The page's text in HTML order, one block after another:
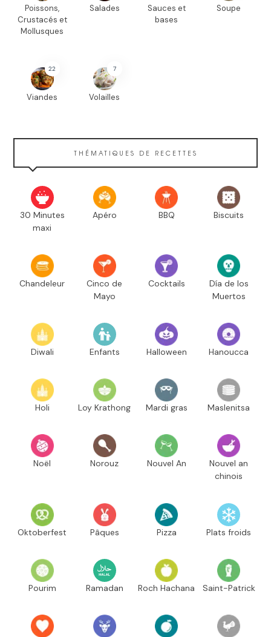
Poissons,
Crustacés et
Mollusques
Salades
Sauces et
bases
Soupe
22
Viandes
7
Volailles
THÉMATIQUES DE RECETTES
30 Minutes
maxi
Apéro BBQ Biscuits
Chandeleur
Cinco de
Mayo
Cocktails
Día de los
Muertos
Diwali Enfants Halloween Hanoucca
Holi Loy Krathong Mardi gras Maslenitsa
Noël Norouz Nouvel An
Nouvel an
chinois
Oktoberfest Pâques Pizza Plats froids
Pourim Ramadan Roch Hachana Saint-Patrick